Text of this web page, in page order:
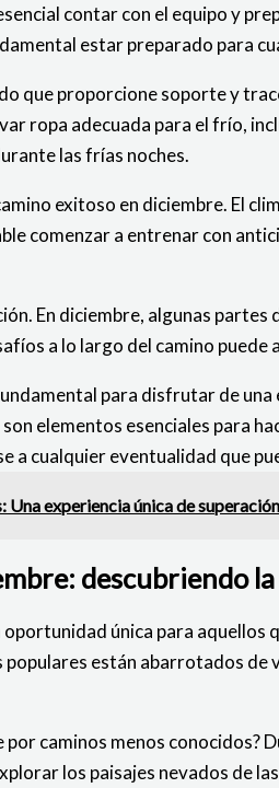
contar con el equipo y
estar preparado para
que proporcione soporte y
ropa adecuada para el frío,
las frías noches.
exitoso en diciembre. El
comenzar a entrenar con
En diciembre, algunas
a lo largo del camino
para disfrutar de
elementos esenciales para
a cualquier eventualidad que
Una experiencia única de
descubriendo
única para
están abarrotados
caminos menos
los paisajes nevados de